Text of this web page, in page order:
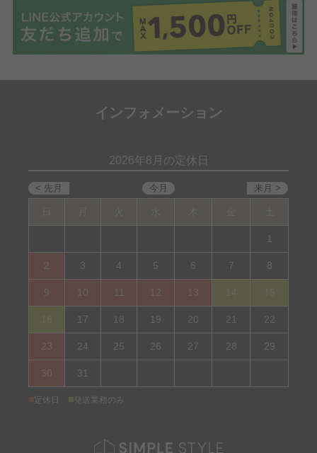
インフォメーション
2026年8月の定休日
1
2 3 4 5 6 7 8
9 10 11 12 13 14 15
16 17 18 19 20 21 22
23 24 25 26 27 28 29
30 31
定休日 発送業務のみ